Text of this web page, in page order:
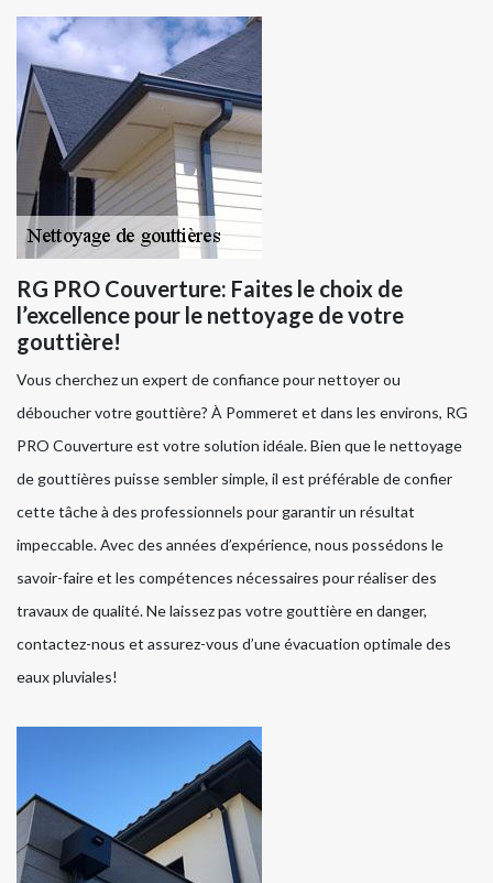
RG PRO Couverture: Faites le choix de
l’excellence pour le nettoyage de votre
gouttière!
Vous cherchez un expert de confiance pour nettoyer ou
déboucher votre gouttière? À Pommeret et dans les environs, RG
PRO Couverture est votre solution idéale. Bien que le nettoyage
de gouttières puisse sembler simple, il est préférable de confier
cette tâche à des professionnels pour garantir un résultat
impeccable. Avec des années d’expérience, nous possédons le
savoir-faire et les compétences nécessaires pour réaliser des
travaux de qualité. Ne laissez pas votre gouttière en danger,
contactez-nous et assurez-vous d’une évacuation optimale des
eaux pluviales!